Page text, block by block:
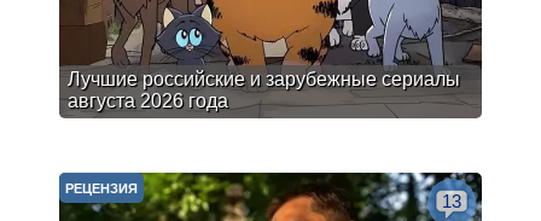
Лучшие российские и зарубежные сериалы
августа 2026 года
РЕЦЕНЗИЯ
13